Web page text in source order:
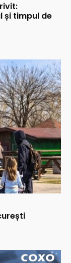
și timpul de